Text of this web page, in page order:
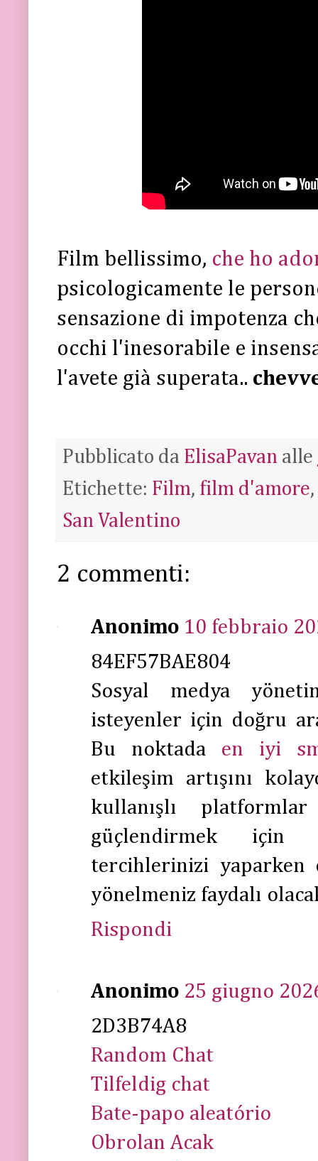
Film bellissimo, che ho
psicologicamente le
sensazione di impotenza
occhi l'inesorabile e
l'avete già superata..
Pubblicato da ElisaPavan alle
Etichette: Film, film d'amore,
San Valentino
2 commenti:
Anonimo 10 febbraio
84EF57BAE804
Sosyal medya
isteyenler için doğru
Bu noktada en iyi
etkileşim artışını
kullanışlı
güçlendirmek için
tercihlerinizi yaparken
yönelmeniz faydalı
Rispondi
Anonimo 25 giugno
2D3B74A8
Random Chat
Tilfeldig chat
Bate-papo aleatório
Obrolan Acak